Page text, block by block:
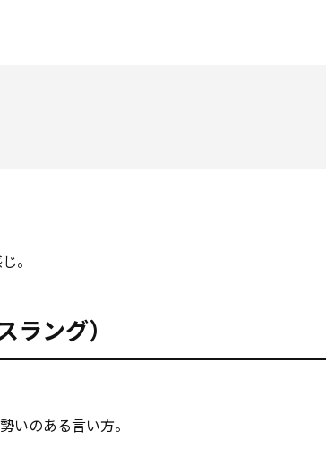
。
ング）
いのある言い方。